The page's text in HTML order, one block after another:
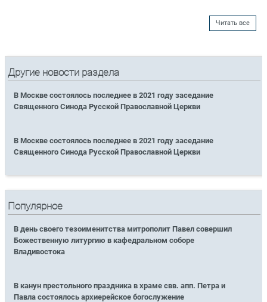
Читать все
Другие новости раздела
В Москве состоялось последнее в 2021 году заседание
Священного Синода Русской Православной Церкви
В Москве состоялось последнее в 2021 году заседание
Священного Синода Русской Православной Церкви
Популярное
В день своего тезоименитства митрополит Павел совершил
Божественную литургию в кафедральном соборе
Владивостока
В канун престольного праздника в храме свв. апп. Петра и
Павла состоялось архиерейское богослужение